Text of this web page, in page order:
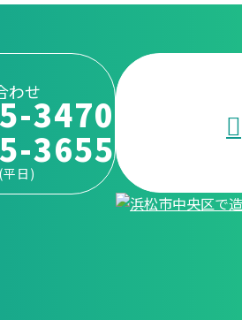
わせ3470
3655
日)